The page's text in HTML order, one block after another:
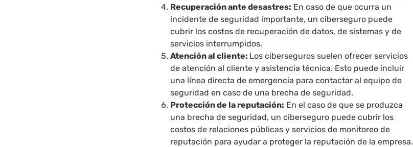
Recuperación ante desastres: En caso de que ocurra un
incidente de seguridad importante, un ciberseguro puede
cubrir los costos de recuperación de datos, de sistemas y de
servicios interrumpidos.
Atención al cliente: Los ciberseguros suelen ofrecer servicios
de atención al cliente y asistencia técnica. Esto puede incluir
una línea directa de emergencia para contactar al equipo de
seguridad en caso de una brecha de seguridad.
Protección de la reputación: En el caso de que se produzca
una brecha de seguridad, un ciberseguro puede cubrir los
costos de relaciones públicas y servicios de monitoreo de
reputación para ayudar a proteger la reputación de la empresa.